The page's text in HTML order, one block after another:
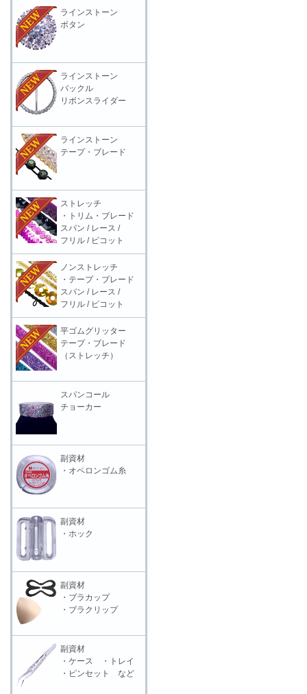
ラインストーン
ボタン
ラインストーン
バックル
リボンスライダー
ラインストーン
テープ・ブレード
ストレッチ
・トリム・ブレード
スパン / レース /
フリル / ピコット
ノンストレッチ
・テープ・ブレード
スパン / レース /
フリル / ピコット
平ゴムグリッター
テープ・ブレード
（ストレッチ）
スパンコール
チョーカー
副資材
・オペロンゴム糸
副資材
・ホック
副資材
・ブラカップ
・ブラクリップ
副資材
・ケース ・トレイ
・ピンセット など